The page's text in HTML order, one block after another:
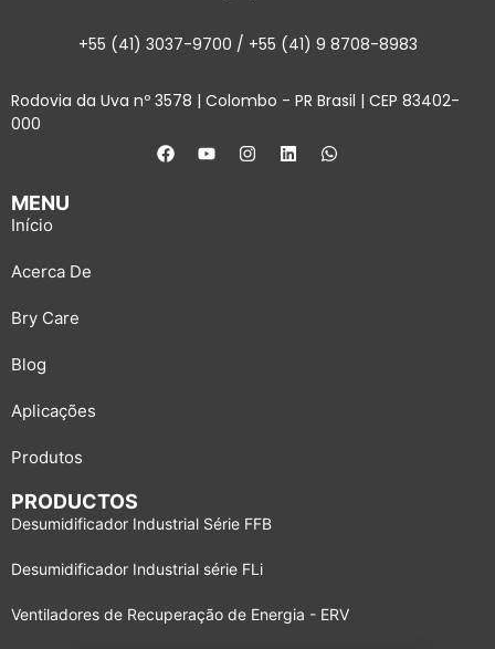
+55 (41) 3037-9700 / +55 (41) 9 8708-8983
Rodovia da Uva nº 3578 | Colombo - PR Brasil | CEP 83402-
000
Início
Acerca De
Bry Care
Blog
Aplicações
Produtos
MENU
PRODUCTOS
Desumidificador Industrial Série FFB
Desumidificador Industrial série FLi
Ventiladores de Recuperação de Energia - ERV